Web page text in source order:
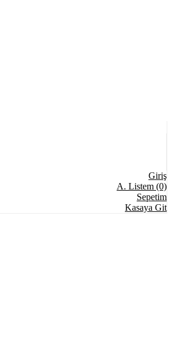
Giriş
A. Listem (0)
Sepetim
Kasaya Git